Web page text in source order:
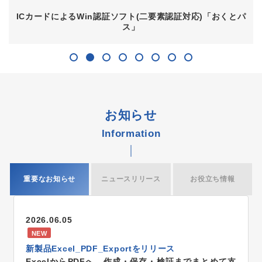
ICカードによるWin認証ソフト(二要素認証対応)「おくとパ
ス」
お知らせ
Information
重要なお知らせ ニュースリリース お役立ち情報
2026.06.05
NEW
新製品Excel_PDF_Exportをリリース